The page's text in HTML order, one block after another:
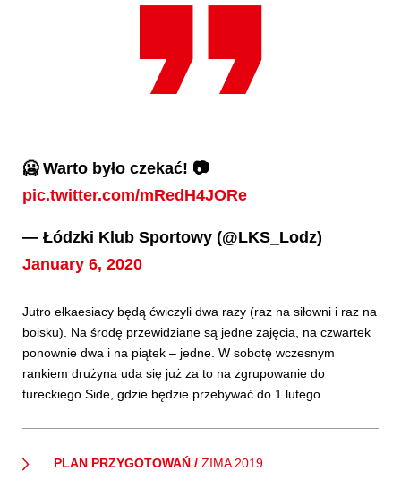
🥶 Warto było czekać! 📷
pic.twitter.com/mRedH4JORe
— Łódzki Klub Sportowy (@LKS_Lodz)
January 6, 2020
Jutro ełkaesiacy będą ćwiczyli dwa razy (raz na siłowni i raz na
boisku). Na środę przewidziane są jedne zajęcia, na czwartek
ponownie dwa i na piątek – jedne. W sobotę wczesnym
rankiem drużyna uda się już za to na zgrupowanie do
tureckiego Side, gdzie będzie przebywać do 1 lutego.
PLAN PRZYGOTOWAŃ / ZIMA 2019